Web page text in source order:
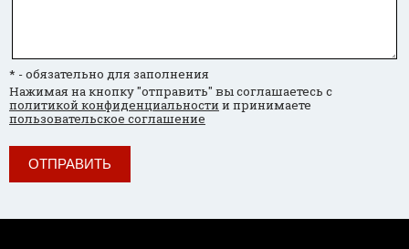
* - обязательно для заполнения
Нажимая на кнопку "отправить" вы соглашаетесь с
политикой конфиденциальности и принимаете
пользовательское соглашение
ОТПРАВИТЬ